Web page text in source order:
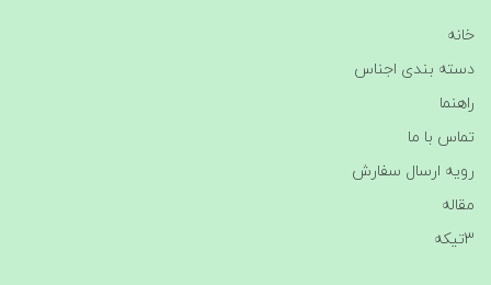
خانه
دسته بندی اجناس
راهنما
تماس با ما
رویه ارسال سفارش
مقاله
3تیکه